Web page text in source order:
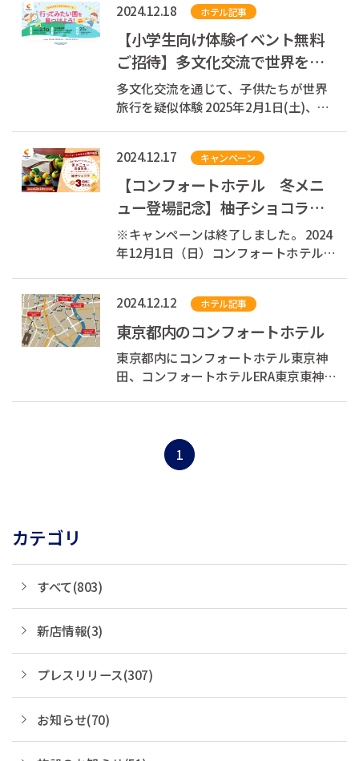
する株式会社チョイスホテルズジャパ
ン（本社：東京都中央区、代表取締役
社長：伊藤孝彦、以下チョイスホテル
ズジャパン...
2024.12.18 ホテル記事
【小学生向け体験イベント無料
ご招待】多文化交流で世界を旅
する一日。行ってみたい国を見
つけよう！
多文化交流を通じて、子供たちが世界
旅行を疑似体験 2025年2月1日(土)、
ベントを開催します！ イベントでは、
異なる5カ国のブースを巡りながら、ま
るで世界を旅しているかのような体験
を楽し...
2024.12.17 キャンペーン
【コンフォートホテル 冬メニ
ュー登場記念】柚子ショコラが
当たる！公式Xフォロー&リポス
トキャンペーン
※キャンペーンは終了しました。 2024
年12月1日（日）コンフォートホテルの
ー 詳しくはこちら 2024年12月1日
（日）コンフォートホテルの無料朝食
に冬メニューが登場！ それを...
2024.12.12 ホテル記事
東京都内のコンフォートホテル
東京都内にコンフォートホテル東京神
田、コンフォートホテルERA東京東神
ルを展開しております。コンフォート
ホテルERA東京東神田からコンフォート
1
カテゴリ
すべて(803)
新店情報(3)
プレスリリース(307)
お知らせ(70)